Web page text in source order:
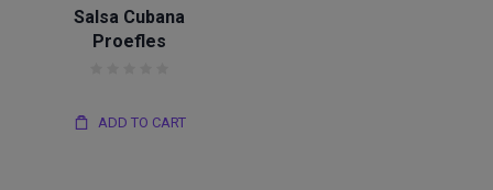
Salsa Cubana
Proefles
ADD TO CART